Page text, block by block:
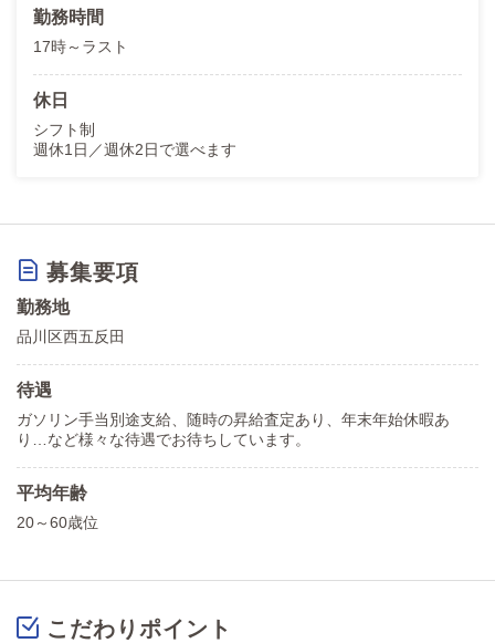
勤務時間
17時～ラスト
休日
シフト制
週休1日／週休2日で選べます
募集要項
勤務地
品川区西五反田
待遇
ガソリン手当別途支給、随時の昇給査定あり、年末年始休暇あ
り…など様々な待遇でお待ちしています。
平均年齢
20～60歳位
こだわりポイント